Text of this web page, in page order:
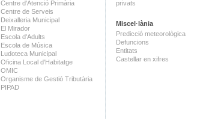
Centre d'Atenció Primària
Centre de Serveis
Deixalleria Municipal
El Mirador
Escola d'Adults
Escola de Música
Ludoteca Municipal
Oficina Local d'Habitatge
OMIC
Organisme de Gestió Tributària
PIPAD
privats
Miscel·lània
Predicció meteorològica
Defuncions
Entitats
Castellar en xifres